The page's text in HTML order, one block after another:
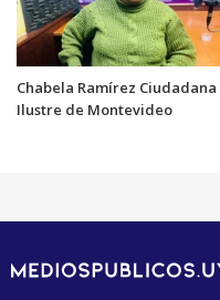
Chabela Ramírez Ciudadana
Ilustre de Montevideo